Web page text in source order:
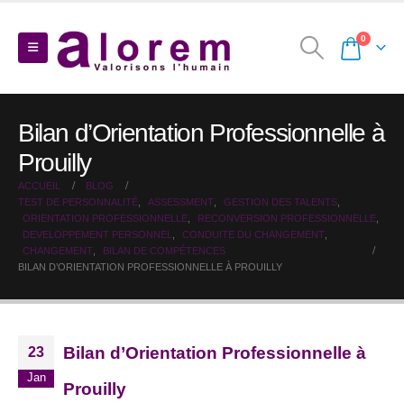
0
Bilan d’Orientation Professionnelle à
Prouilly
ACCUEIL
BLOG
TEST DE PERSONNALITÉ
ASSESSMENT GESTION DES TALENTS
ORIENTATION PROFESSIONNELLE
RECONVERSION PROFESSIONNELLE
DEVELOPPEMENT PERSONNEL
CONDUITE DU CHANGEMENT
CHANGEMENT
BILAN DE COMPÉTENCES
BILAN D’ORIENTATION PROFESSIONNELLE À PROUILLY
23
Jan
Bilan d’Orientation Professionnelle à
Prouilly